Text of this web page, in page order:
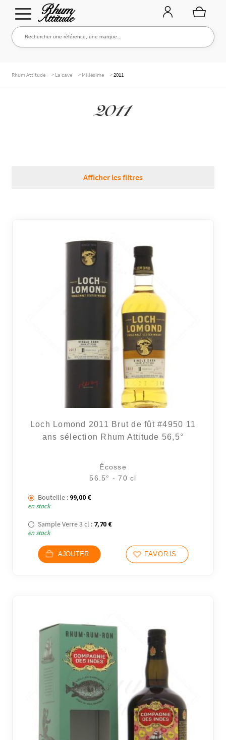
Aller
à
Aller
au
Rechercher une référence, une marque...
Rechercher
Rhum Attitude > La cave > Millésime >2011
2011
Afficher les filtres
Loch Lomond 2011 Brut de fût #4950 11
ans sélection Rhum Attitude 56,5°
Écosse
56.5° - 70 cl
Bouteille : 99,00 €
en stock
Sample Verre 3 cl : 7,70 €
en stock
AJOUTER FAVORIS